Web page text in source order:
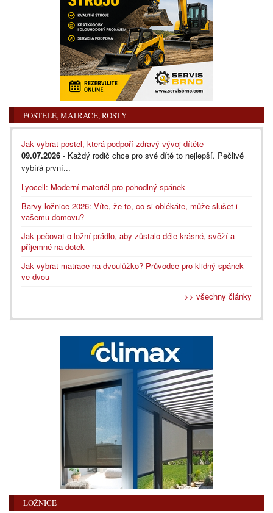
POSTELE, MATRACE, ROŠTY
Jak vybrat postel, která podpoří zdravý vývoj dítěte
09.07.2026 - Každý rodič chce pro své dítě to nejlepší. Pečlivě
vybírá první...
Lyocell: Moderní materiál pro pohodlný spánek
Barvy ložnice 2026: Víte, že to, co si oblékáte, může slušet i
vašemu domovu?
Jak pečovat o ložní prádlo, aby zůstalo déle krásné, svěží a
příjemné na dotek
Jak vybrat matrace na dvoulůžko? Průvodce pro klidný spánek
ve dvou
>> všechny články
LOŽNICE